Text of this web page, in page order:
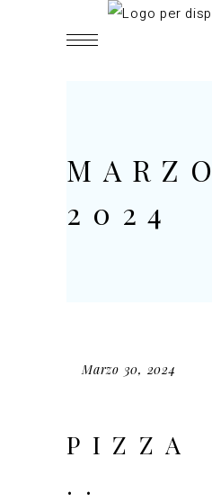
MARZO
2024
Marzo 30, 2024
PIZZA
..